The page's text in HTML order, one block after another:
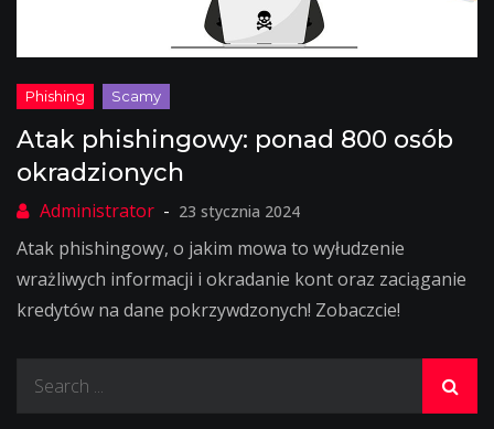
Atak phishingowy: ponad 800 osób
okradzionych
23 stycznia 2024
Atak phishingowy, o jakim mowa to wyłudzenie
wrażliwych informacji i okradanie kont oraz zaciąganie
kredytów na dane pokrzywdzonych! Zobaczcie!